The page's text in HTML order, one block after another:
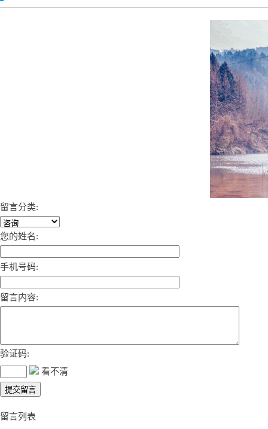
留言分类:
您的姓名:
手机号码:
留言内容:
验证码:
看不清
留言列表